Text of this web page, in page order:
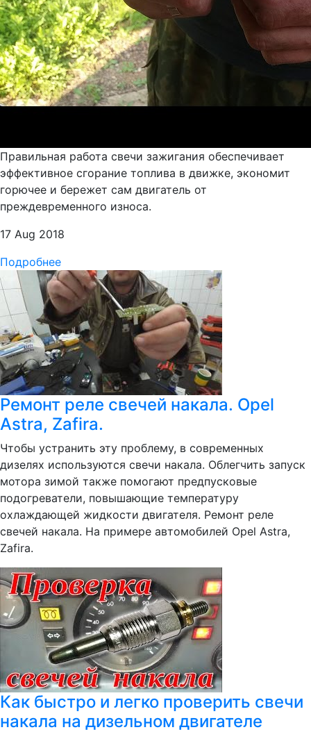
Правильная работа свечи зажигания обеспечивает
эффективное сгорание топлива в движке, экономит
горючее и бережет сам двигатель от
преждевременного износа.
17 Aug 2018
Подробнее
Ремонт реле свечей накала. Opel
Astra, Zafira.
Чтобы устранить эту проблему, в современных
дизелях используются свечи накала. Облегчить запуск
мотора зимой также помогают предпусковые
подогреватели, повышающие температуру
охлаждающей жидкости двигателя. Ремонт реле
свечей накала. На примере автомобилей Opel Astra,
Zafira.
Как быстро и легко проверить свечи
накала на дизельном двигателе